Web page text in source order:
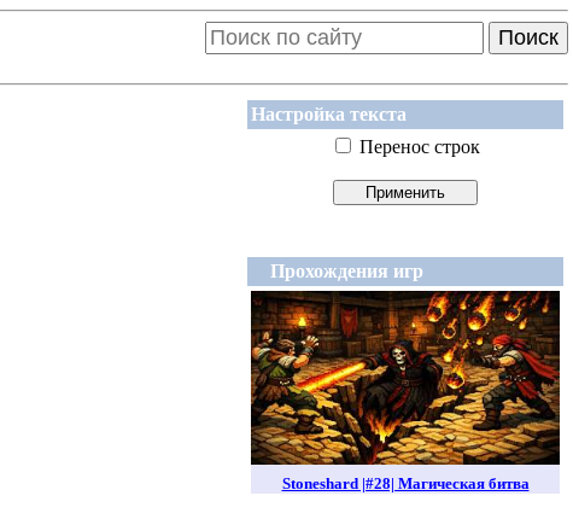
Поиск
Настройка текста
Перенос строк
Прохождения игр
Stoneshard |#28| Магическая битва